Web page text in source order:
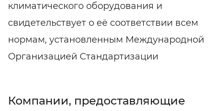
климатического оборудования и
свидетельствует о её соответствии всем
нормам, установленным Международной
Организацией Стандартизации
Компании, предоставляющие